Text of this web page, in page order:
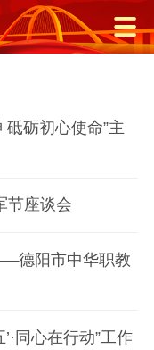
节座谈会
德阳市中华职教
同心在行动”工作